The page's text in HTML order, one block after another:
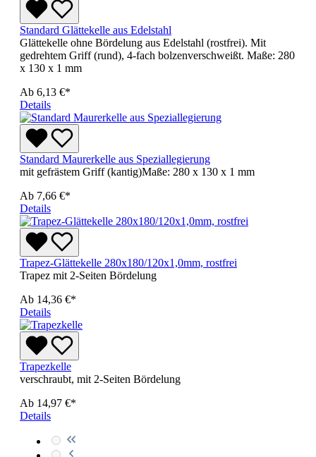
Standard Glättekelle aus Edelstahl
Glättekelle ohne Bördelung aus Edelstahl (rostfrei). Mit
gedrehtem Griff (rund), 4-fach bolzenverschweißt. Maße: 280
x 130 x 1 mm
Ab 6,13 €*
Details
Standard Maurerkelle aus Speziallegierung
mit gefrästem Griff (kantig)Maße: 280 x 130 x 1 mm
Ab 7,66 €*
Details
Trapez-Glättekelle 280x180/120x1,0mm, rostfrei
Trapez mit 2-Seiten Bördelung
Ab 14,36 €*
Details
Trapezkelle
verschraubt, mit 2-Seiten Bördelung
Ab 14,97 €*
Details